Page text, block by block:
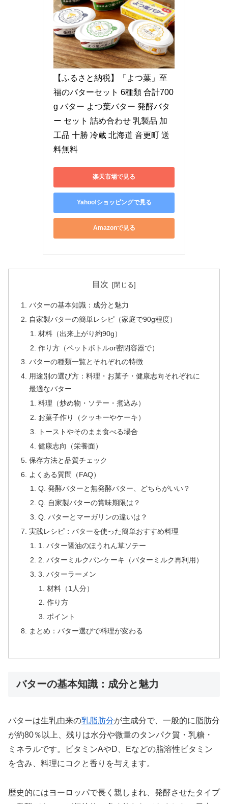
【ふるさと納税】「よつ葉」至
福のバターセット 6種類 合計700
g バター よつ葉バター 発酵バタ
ー セット 詰め合わせ 乳製品 加
工品 十勝 冷蔵 北海道 音更町 送
料無料
楽天市場で見る
Yahoo!ショッピングで見る
Amazonで見る
目次
バターの基本知識：成分と魅力
自家製バターの簡単レシピ（家庭で90g程度）
材料（出来上がり約90g）
作り方（ペットボトルor密閉容器で）
バターの種類一覧とそれぞれの特徴
用途別の選び方：料理・お菓子・健康志向それぞれに
最適なバター
料理（炒め物・ソテー・煮込み）
お菓子作り（クッキーやケーキ）
トーストやそのまま食べる場合
健康志向（栄養面）
保存方法と品質チェック
よくある質問（FAQ）
Q. 発酵バターと無発酵バター、どちらがいい？
Q. 自家製バターの賞味期限は？
Q. バターとマーガリンの違いは？
実践レシピ：バターを使った簡単おすすめ料理
1. バター醤油のほうれん草ソテー
2. バターミルクパンケーキ（バターミルク再利用）
3. バターラーメン
材料（1人分）
作り方
ポイント
まとめ：バター選びで料理が変わる
バターの基本知識：成分と魅力
バターは生乳由来の乳脂肪分が主成分で、一般的に脂肪分
が約80％以上、残りは水分や微量のタンパク質・乳糖・
ミネラルです。ビタミンAやD、Eなどの脂溶性ビタミン
を含み、料理にコクと香りを与えます。
歴史的にはヨーロッパで長く親しまれ、発酵させたタイプ